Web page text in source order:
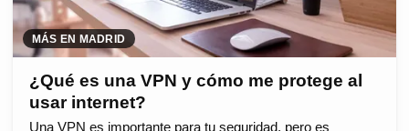
MÁS EN MADRID
¿Qué es una VPN y cómo me protege al
usar internet?
Una VPN es importante para tu seguridad, pero es